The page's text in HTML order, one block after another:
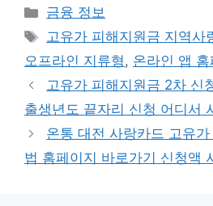
카
테
리
금융 정보
태
그
고유가 피해지원금 지역사
오프라인 지류형, 온라인 앱 홈
고유가 피해지원금 2차 신
출생년도 끝자리 신청 어디서
온통 대전 사랑카드 고유
법 홈페이지 바로가기 신청액